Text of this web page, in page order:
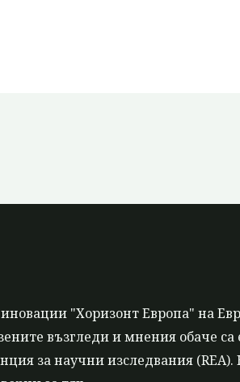
"Хоризонт Европа" на
възгледи и мнения обаче
за научни изследвания